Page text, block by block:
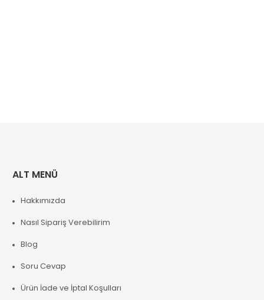
ALT MENÜ
Hakkımızda
Nasıl Sipariş Verebilirim
Blog
Soru Cevap
Ürün İade ve İptal Koşulları